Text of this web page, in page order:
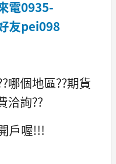
電0935-
友pei098
哪個地區??期貨
洽詢??
戶喔!!!